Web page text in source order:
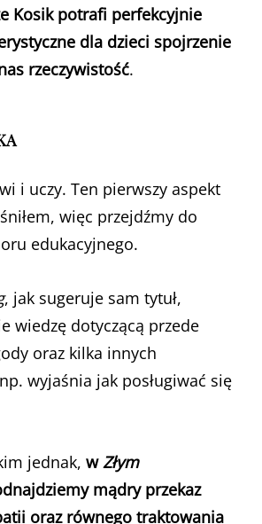
Kosik potrafi perfekcyjnie
dla dzieci spojrzenie
rzeczywistość.
i uczy. Ten pierwszy aspekt
więc przejdźmy do
edukacyjnego.
, jak sugeruje sam tytuł,
wiedzę dotyczącą przede
oraz kilka innych
wyjaśnia jak posługiwać się
jednak, w Złym
mądry przekaz
oraz równego traktowania